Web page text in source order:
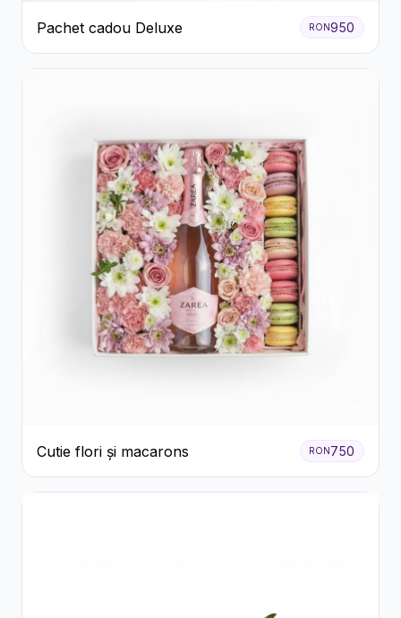
Pachet cadou Deluxe RON950
Cutie flori și macarons RON750